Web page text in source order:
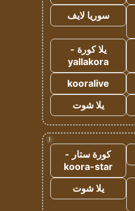
سوريا لايف
يلا كورة -
yallakora
kooralive
يلا شوت
!
كورة ستار -
koora-star
يلا شوت